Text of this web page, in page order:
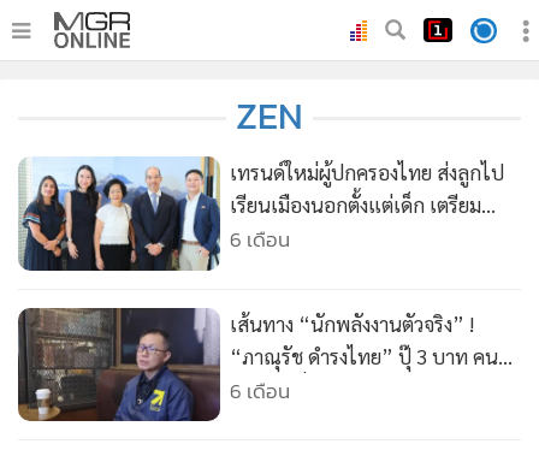
•
ภาคใต้
• ภูมิภาค
• Online Section
• บันเทิง
• ผู้จัดการรายวัน
• คอลัมนิสต์
ละคร
• CbizReview
ZEN
เทรนด์ใหม่ผู้ปกครองไทย ส่งลูกไป
เรียนเมืองนอกตั้งแต่เด็ก เตรียม
ทักษะชีวิตปูทางสู่โลกอนาคต
6 เดือน
เส้นทาง “นักพลังงานตัวจริง” !
“ภาณุรัช ดำรงไทย” ปุ๊ 3 บาท คน
ธรรมดาที่จะมากู้วิกฤตค่าไฟแพง
6 เดือน